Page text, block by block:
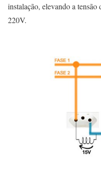
instalação, elevando a
220V.